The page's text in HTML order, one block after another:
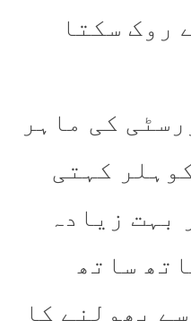
روک سکتا
کی ماہر
کہتی
بہت زیادہ
ساتھ
بھولنے کا